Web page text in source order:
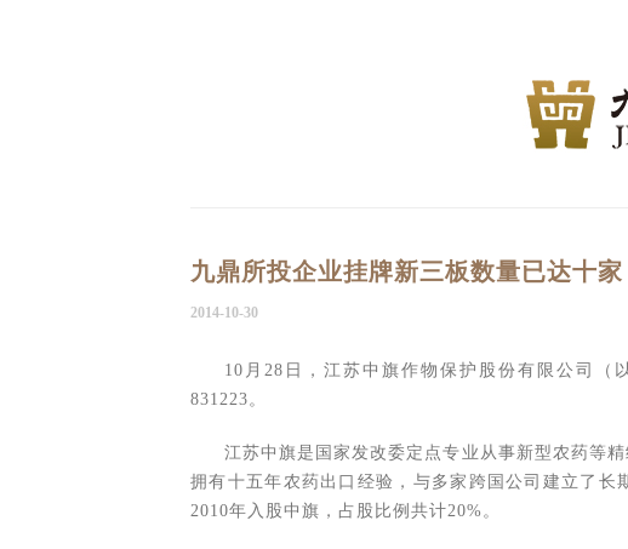
九鼎所投企业挂牌新三板数量已达十家
2014-10-30
10月28日，江苏中旗作物保护股份有限公司（
831223。
江苏中旗是国家发改委定点专业从事新型农药等
拥有十五年农药出口经验，与多家跨国公司建立了
2010年入股中旗，占股比例共计20%。